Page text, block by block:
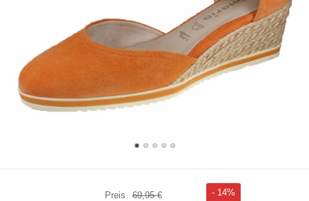
Preis 69,95 € - 14%